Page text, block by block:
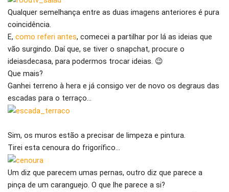
Qualquer semelhança entre as duas imagens anteriores é pura
coincidência.
E, como referi antes, comecei a partilhar por lá as ideias que
vão surgindo. Daí que, se tiver o snapchat, procure o
ideiasdecasa, para podermos trocar ideias. 😉
Que mais?
Ganhei terreno à hera e já consigo ver de novo os degraus das
escadas para o terraço…
Sim, os muros estão a precisar de limpeza e pintura.
Tirei esta cenoura do frigorífico…
Um diz que parecem umas pernas, outro diz que parece a
pinça de um caranguejo. O que lhe parece a si?